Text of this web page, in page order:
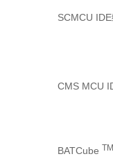
SCMCU
CMS MCU
BATCube TM